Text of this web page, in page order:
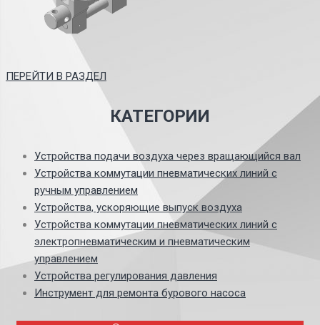
ПЕРЕЙТИ В РАЗДЕЛ
КАТЕГОРИИ
Устройства подачи воздуха через вращающийся вал
Устройства коммутации пневматических линий с
ручным управлением
Устройства, ускоряющие выпуск воздуха
Устройства коммутации пневматических линий с
электропневматическим и пневматическим
управлением
Устройства регулирования давления
Инструмент для ремонта бурового насоса